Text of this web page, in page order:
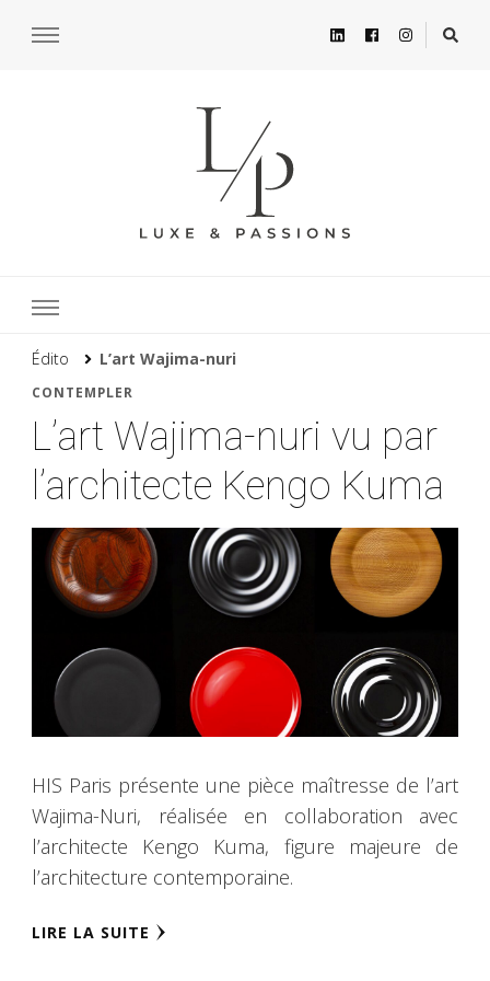
Édito L’art Wajima-nuri
CONTEMPLER
L’art Wajima-nuri vu par
l’architecte Kengo Kuma
HIS Paris présente une pièce maîtresse de l’art
Wajima-Nuri, réalisée en collaboration avec
l’architecte Kengo Kuma, figure majeure de
l’architecture contemporaine.
LIRE LA SUITE